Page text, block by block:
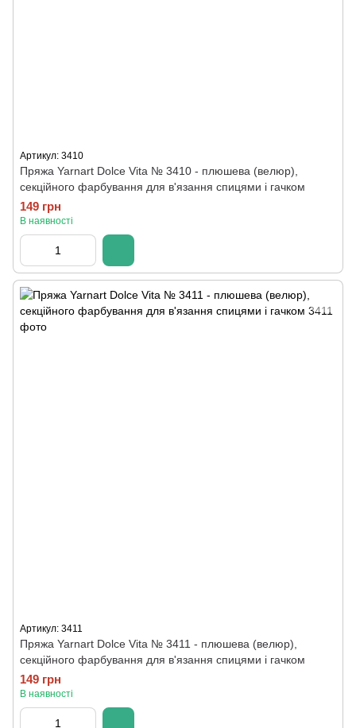
Артикул: 3410
Пряжа Yarnart Dolce Vita № 3410 - плюшева (велюр),
секційного фарбування для в'язання спицями і гачком
149 грн
В наявності
Артикул: 3411
Пряжа Yarnart Dolce Vita № 3411 - плюшева (велюр),
секційного фарбування для в'язання спицями і гачком
149 грн
В наявності